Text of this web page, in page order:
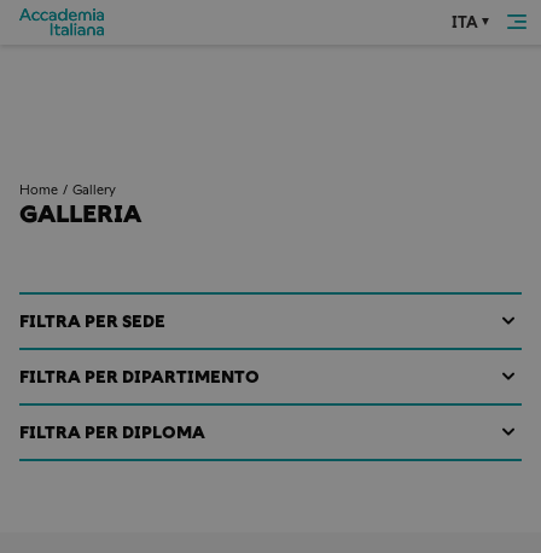
ITA
Home Gallery
GALLERIA
FILTRA PER SEDE
Accademia Italiana Roma
FILTRA PER DIPARTIMENTO
FILTRA PER DIPLOMA